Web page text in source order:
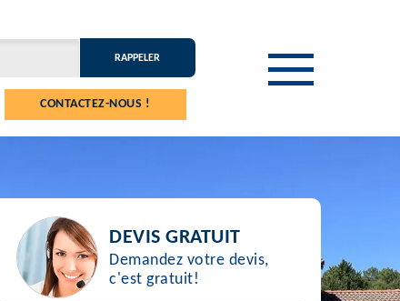
CONTACTEZ-NOUS !
DEVIS GRATUIT
Demandez votre devis,
c'est gratuit!